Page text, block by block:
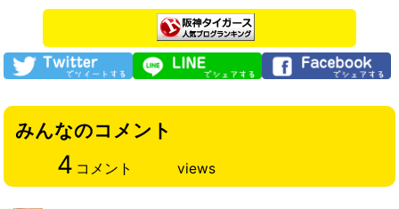
みんなのコメント
4 コメント views